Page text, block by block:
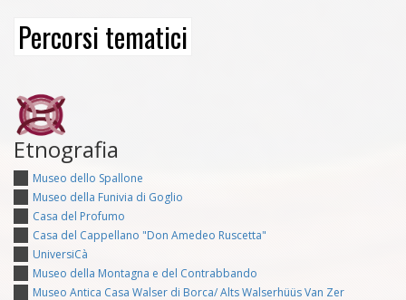
Percorsi tematici
Etnografia
Museo dello Spallone
Museo della Funivia di Goglio
Casa del Profumo
Casa del Cappellano "Don Amedeo Ruscetta"
UniversiCà
Museo della Montagna e del Contrabbando
Museo Antica Casa Walser di Borca/ Alts Walserhüüs Van Zer